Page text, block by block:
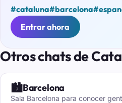
#cataluna#barcelona
Entrar ahora
Otros chats de
🏙️Barcelona
Sala Barcelona para conocer